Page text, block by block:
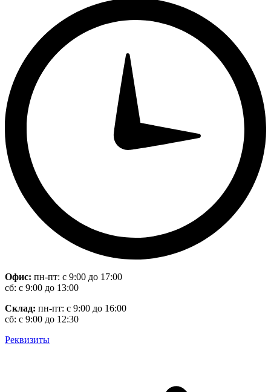
Офис: пн-пт: с 9:00 до 17:00
сб: с 9:00 до 13:00
Склад: пн-пт: с 9:00 до 16:00
сб: с 9:00 до 12:30
Реквизиты